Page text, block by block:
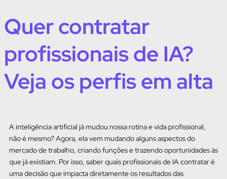
Quer contratar
profissionais de IA?
Veja os perfis em alta
A inteligência artificial já mudou nossa rotina e vida profissional,
não é mesmo? Agora, ela vem mudando alguns aspectos do
mercado de trabalho, criando funções e trazendo oportunidades às
que já existiam. Por isso, saber quais profissionais de IA contratar é
uma decisão que impacta diretamente os resultados das